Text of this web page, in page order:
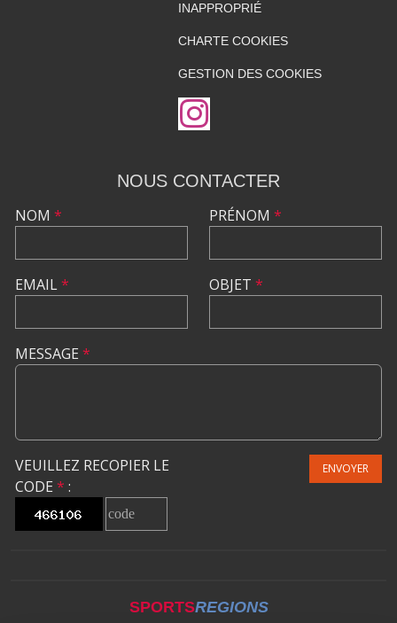
INAPPROPRIÉ
CHARTE COOKIES
GESTION DES COOKIES
NOUS CONTACTER
NOM *
EMAIL*
PRÉNOM *
OBJET *
MESSAGE *
VEUILLEZ RECOPIER LE
CODE * :
ENVOYER
SPORTSREGIONS